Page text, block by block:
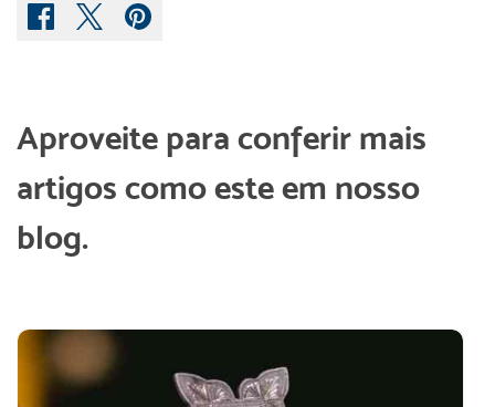
Aproveite para conferir mais
artigos como este em nosso
blog.